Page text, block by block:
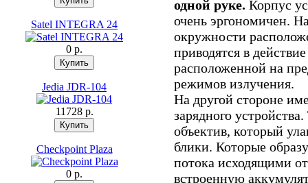
Satel INTEGRA 24
0 p.
Jedia JDR-104
11728 p.
Checkpoint Plaza
0 p.
одной руке. Корпус
очень эргономичен.
окружности
приводятся в
расположенной на
режимов излучения.
На другой стороне
зарядного
объектив, который
блики. Которые
потока исходящими
встроенную